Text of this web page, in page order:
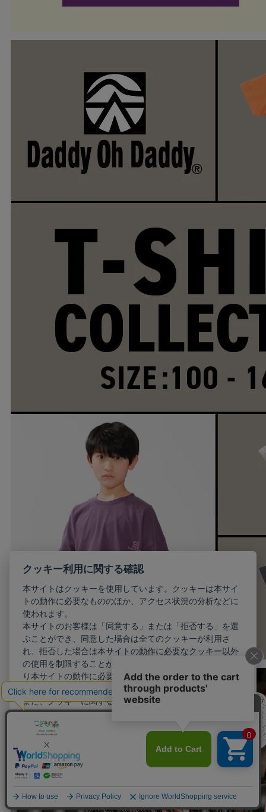
クッキー利用に関する確認
本サイトはクッキーを使用しています。クッキーは本サイ
トの動作に必要なもののほか、アクセス状況の分析などに
使われます。
本サイトのお客様は「同意する」または「拒否する」を選
ぶことができ、同意した場合は全てのクッキーが利用さ
れ、拒否した場合は本サイトの動作に必要なクッキー以外
の使用を制限することができます。お客様が同意しない限
り本サイトの動作に必要最小限のクッキー以外が利用され
ることはありません。
また、クッキーに関する設定を詳細に行いたい場合はこち
らから行えます。詳細設定